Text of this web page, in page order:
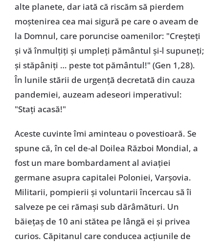
alte planete, dar iată că riscăm să pierdem
moștenirea cea mai sigură pe care o aveam de
la Domnul, care poruncise oamenilor: "Creșteți
și vă înmulțiți și umpleți pământul și-l supuneți;
și stăpâniți … peste tot pământul!" (Gen 1,28).
În lunile stării de urgență decretată din cauza
pandemiei, auzeam adeseori imperativul:
"Stați acasă!"
Aceste cuvinte îmi aminteau o povestioară. Se
spune că, în cel de-al Doilea Război Mondial, a
fost un mare bombardament al aviației
germane asupra capitalei Poloniei, Varșovia.
Militarii, pompierii și voluntarii încercau să îi
salveze pe cei rămași sub dărâmături. Un
băiețaș de 10 ani stătea pe lângă ei și privea
curios. Căpitanul care conducea acțiunile de